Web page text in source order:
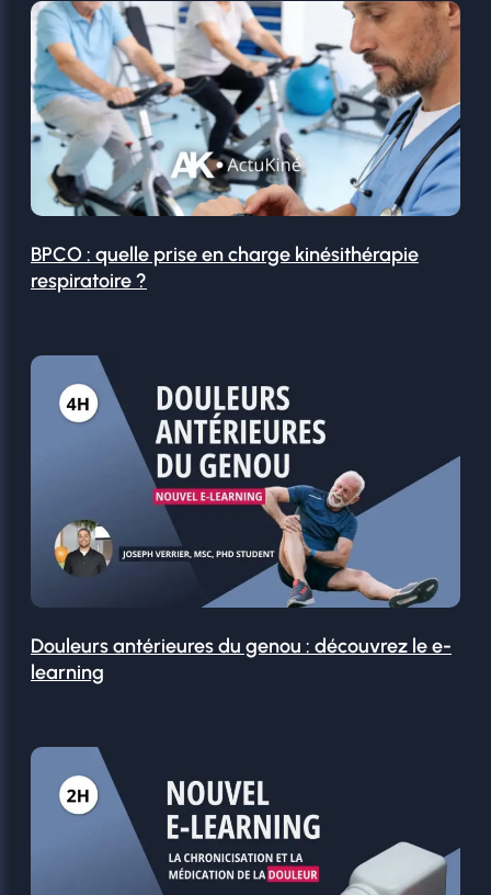
BPCO : quelle prise en charge kinésithérapie
respiratoire ?
Douleurs antérieures du genou : découvrez le e-
learning